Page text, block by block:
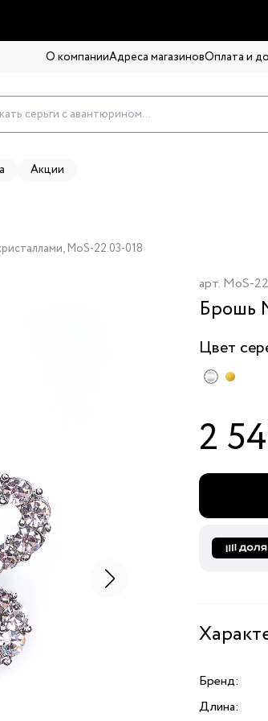
О компанииАдреса магазиновОплата и
Акции
MoS-22.03-018
арт. MoS-
Брошь
Цвет
2
Бренд:
Длина: